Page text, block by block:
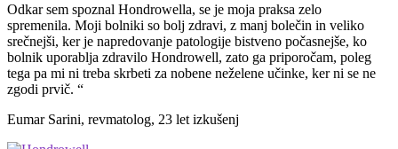
Odkar sem spoznal Hondrowella, se je moja praksa zelo
spremenila. Moji bolniki so bolj zdravi, z manj bolečin in veliko
srečnejši, ker je napredovanje patologije bistveno počasnejše, ko
bolnik uporablja zdravilo Hondrowell, zato ga priporočam, poleg
tega pa mi ni treba skrbeti za nobene neželene učinke, ker ni se ne
zgodi prvič. “
Eumar Sarini, revmatolog, 23 let izkušenj